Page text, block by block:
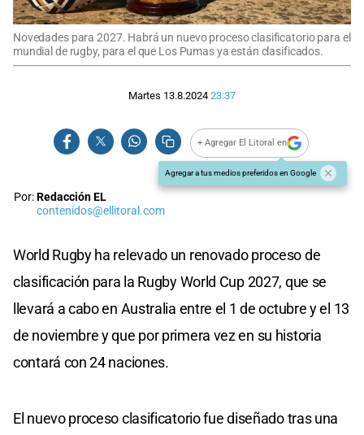
Novedades para 2027. Habrá un nuevo proceso clasificatorio para el
mundial de rugby, para el que Los Pumas ya están clasificados.
Martes 13.8.2024 23:37
+ Agregar El Litoral en
Agregar a tus medios preferidos en Google
Por:Redacción EL
contenidos@ellitoral.com
World Rugby ha relevado un renovado proceso de
clasificación para la Rugby World Cup 2027, que se
llevará a cabo en Australia entre el 1 de octubre y el 13
de noviembre y que por primera vez en su historia
contará con 24 naciones.
El nuevo proceso clasificatorio fue diseñado tras una